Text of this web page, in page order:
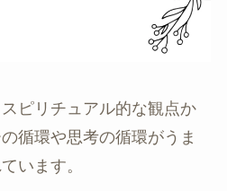
ピリチュアル的な観点か
循環や思考の循環がうま
います。